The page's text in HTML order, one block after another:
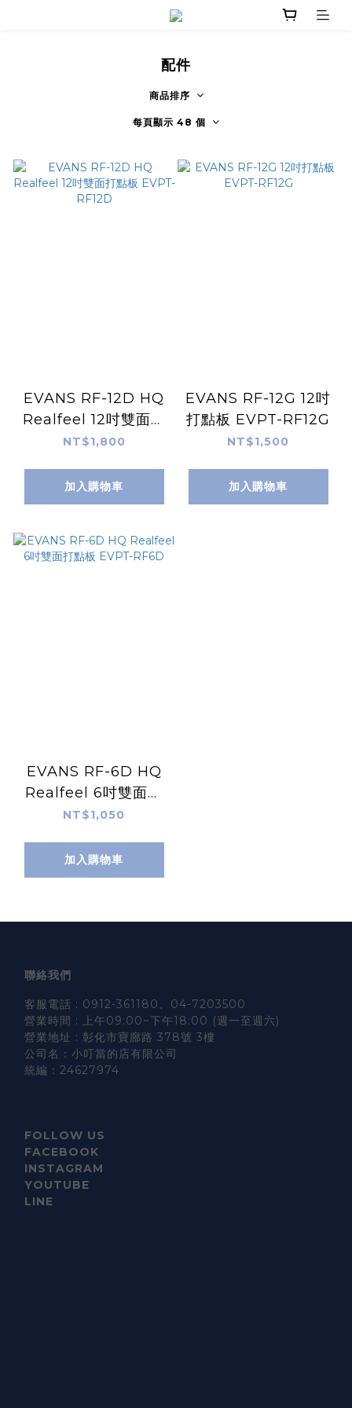
配件
商品排序
每頁顯示 48 個
EVANS RF-12D HQ
Realfeel 12吋雙面打
點板 EVPT-RF12D
NT$1,800
加入購物車
EVANS RF-12G 12吋
打點板 EVPT-RF12G
NT$1,500
加入購物車
EVANS RF-6D HQ
Realfeel 6吋雙面打
點板 EVPT-RF6D
NT$1,050
加入購物車
聯絡我們
客服電話 : 0912-361180、04-7203500
營業時間 : 上午09:00~下午18:00 (週一至週六)
營業地址 : 彰化市寶廍路 378號 3樓
公司名：小叮當的店有限公司
統編：24627974
FOLLOW US
FACEBOOK
INSTAGRAM
YOUTUBE
LINE